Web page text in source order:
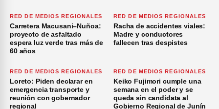
RED DE MEDIOS REGIONALES
Carretera Macusani–Nuñoa:
proyecto de asfaltado
espera luz verde tras más de
60 años
RED DE MEDIOS REGIONALES
Racha de accidentes viales:
Madre y conductores
fallecen tras despistes
RED DE MEDIOS REGIONALES
Loreto: Piden declarar en
emergencia transporte y
reunión con gobernador
regional
RED DE MEDIOS REGIONALES
Keiko Fujimori cumple una
semana en el poder y se
queda sin candidata al
Gobierno Regional de Junín